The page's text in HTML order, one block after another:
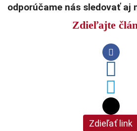
odporúčame nás sledovať aj
Zdieľajte
Zdieľať link